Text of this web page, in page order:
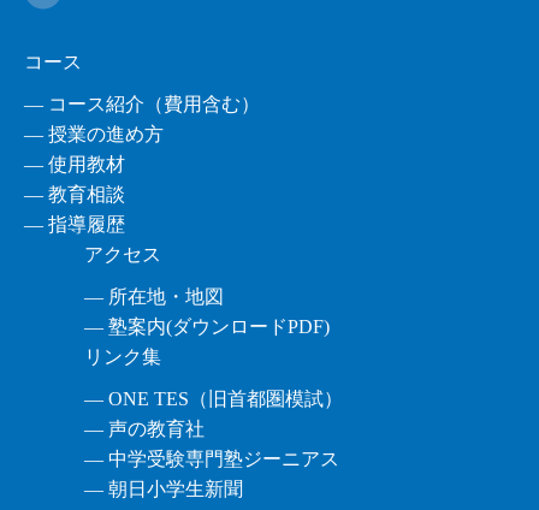
コース
― コース紹介（費用含む）
― 授業の進め方
― 使用教材
― 教育相談
― 指導履歴
アクセス
― 所在地・地図
― 塾案内(ダウンロードPDF)
リンク集
― ONE TES（旧首都圏模試）
― 声の教育社
― 中学受験専門塾ジーニアス
― 朝日小学生新聞